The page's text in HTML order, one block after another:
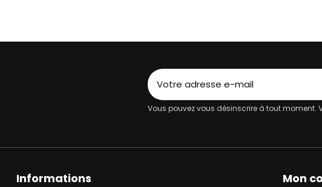
Vous pouvez vous désinscrire à tout
Informations Mon